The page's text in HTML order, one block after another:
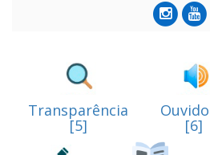
Transparência
[5] [6]